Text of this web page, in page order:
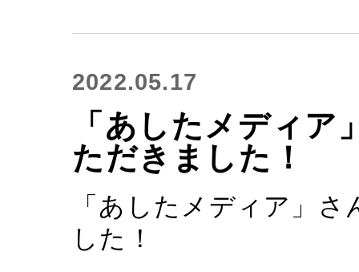
2022.05.17
「あしたメディ
ただきました！
「あしたメディア」
した！